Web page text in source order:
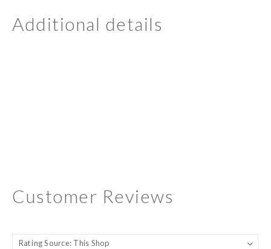
Additional details
Customer Reviews